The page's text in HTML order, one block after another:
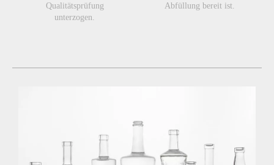
Qualitätsprüfung
unterzogen.​​​​​​​
Abfüllung bereit ist.